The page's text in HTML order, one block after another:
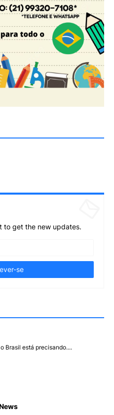
to get the new updates.
Brasil está precisando....